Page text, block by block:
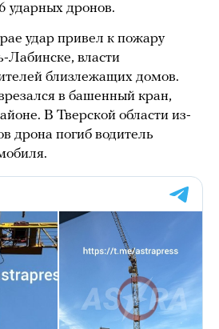
ударных дронов.
удар привел к пожару
Лабинске, власти
близлежащих домов.
в башенный кран,
В Тверской области из-
дрона погиб водитель